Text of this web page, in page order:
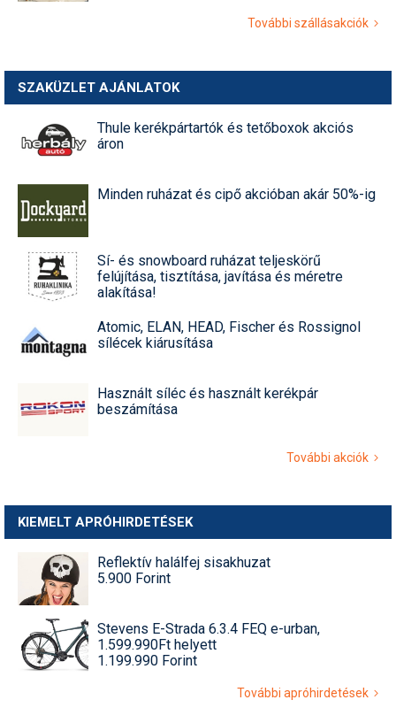
További szállásakciók
SZAKÜZLET AJÁNLATOK
Thule kerékpártartók és tetőboxok akciós
áron
Minden ruházat és cipő akcióban akár 50%-ig
Sí- és snowboard ruházat teljeskörű
felújítása, tisztítása, javítása és méretre
alakítása!
Atomic, ELAN, HEAD, Fischer és Rossignol
sílécek kiárusítása
Használt síléc és használt kerékpár
beszámítása
További akciók
KIEMELT APRÓHIRDETÉSEK
Reflektív halálfej sisakhuzat
5.900 Forint
Stevens E-Strada 6.3.4 FEQ e-urban,
1.599.990Ft helyett
1.199.990 Forint
További apróhirdetések